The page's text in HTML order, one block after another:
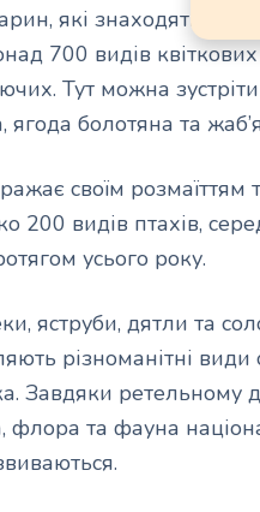
які знаходяться
700 видів
Тут можна
ягода болотяна та
своїм розмаїттям
200 видів птахів,
усього року.
яструби, дятли та
різноманітні види
Завдяки ретельному
флора та фауна